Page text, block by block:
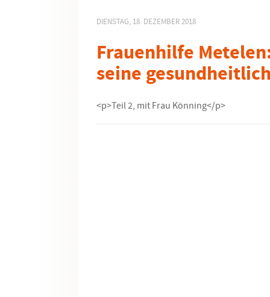
DIENSTAG, 18. DEZEMBER 2018
Frauenhilfe
seine
<p>Teil 2, mit Frau Könning</p>